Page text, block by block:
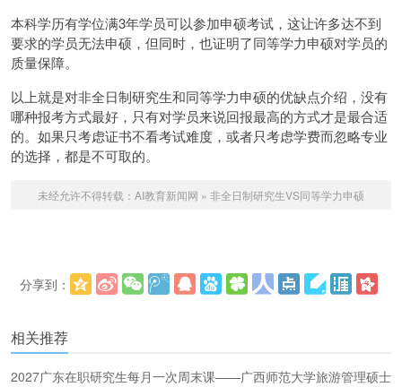
本科学历有学位满3年学员可以参加申硕考试，这让许多达不到
要求的学员无法申硕，但同时，也证明了同等学力申硕对学员的
质量保障。
以上就是对非全日制研究生和同等学力申硕的优缺点介绍，没有
哪种报考方式最好，只有对学员来说回报最高的方式才是最合适
的。如果只考虑证书不看考试难度，或者只考虑学费而忽略专业
的选择，都是不可取的。
未经允许不得转载： AI教育新闻网 » 非全日制研究生VS同等学力申硕
分享到：
相关推荐
2027广东在职研究生每月一次周末课——广西师范大学旅游管理硕士